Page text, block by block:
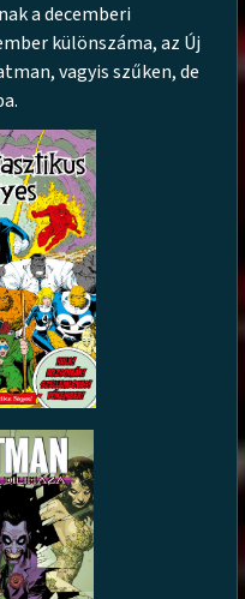
a decemberi
különszáma, az Új
vagyis szűken, de